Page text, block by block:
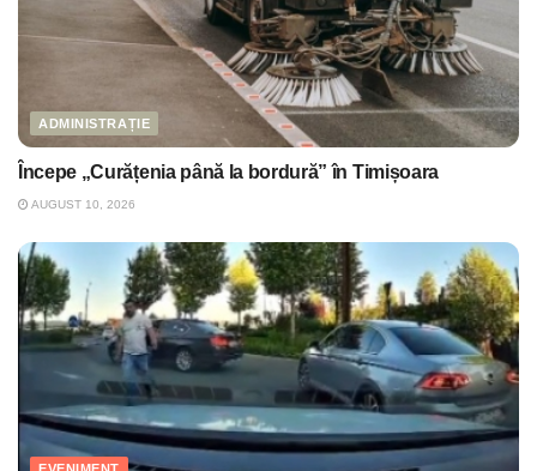
ADMINISTRAȚIE
Începe „Curățenia până la bordură” în Timișoara
AUGUST 10, 2026